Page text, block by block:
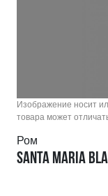
Изображение носит
товара может
Ром
SANTA MARIA